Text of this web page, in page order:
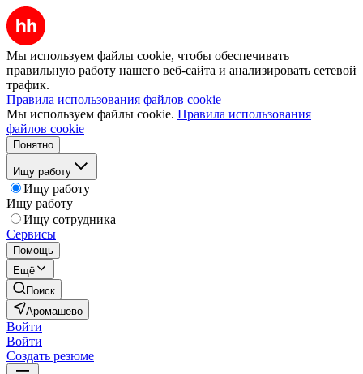
Мы используем файлы cookie, чтобы обеспечивать
правильную работу нашего веб-сайта и анализировать сетевой
трафик.
Правила использования файлов cookie
Мы используем файлы cookie. Правила использования
файлов cookie
Понятно
Ищу работу
Ищу работу
Ищу работу
Ищу сотрудника
Сервисы
Помощь
Ещё
Поиск
Аромашево
Войти
Войти
Создать резюме